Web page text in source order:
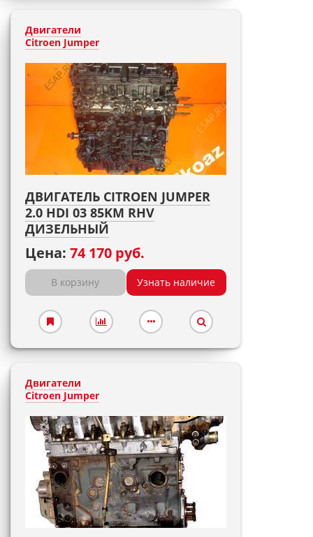
Двигатели
Citroen Jumper
ДВИГАТЕЛЬ CITROEN JUMPER
2.0 HDI 03 85KM RHV
ДИЗЕЛЬНЫЙ
Цена: 74 170 руб.
В корзину Узнать наличие
Двигатели
Citroen Jumper